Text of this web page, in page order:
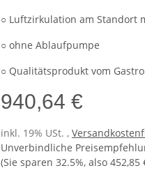
○ Luftzirkulation am Standort
○ ohne Ablaufpumpe
○ Qualitätsprodukt vom
940,64 €
inkl. 19% USt. ,
Unverbindliche
(Sie sparen 32.5%, also 452,85